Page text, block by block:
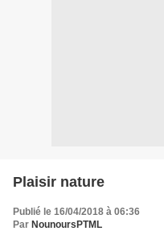
Plaisir nature
Publié le 16/04/2018 à 06:36
Par NounoursPTML